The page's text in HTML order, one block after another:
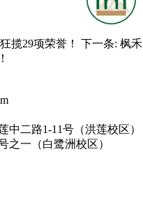
揽29项荣誉！ 下一条: 枫禾
二路1-11号（洪莲校区）
之一（白鹭洲校区）